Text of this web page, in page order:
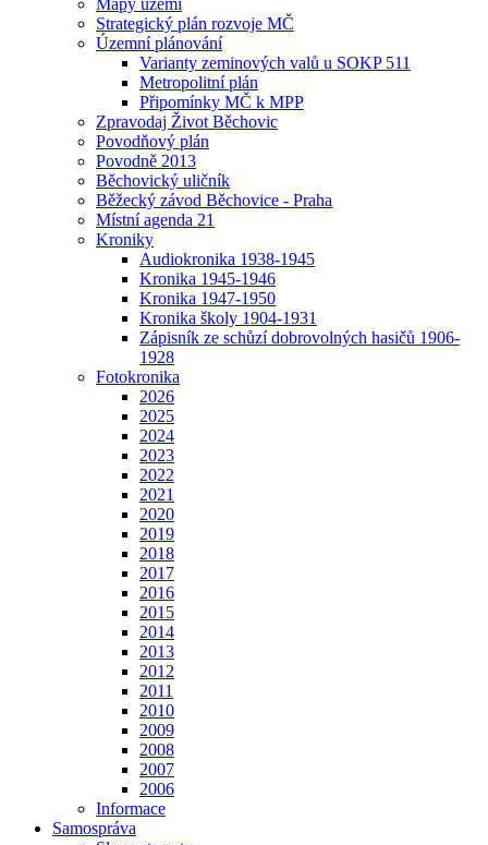
Mapy území
Strategický plán rozvoje MČ
Územní plánování
Varianty zeminových valů u SOKP 511
Metropolitní plán
Připomínky MČ k MPP
Zpravodaj Život Běchovic
Povodňový plán
Povodně 2013
Běchovický uličník
Běžecký závod Běchovice - Praha
Místní agenda 21
Kroniky
Audiokronika 1938-1945
Kronika 1945-1946
Kronika 1947-1950
Kronika školy 1904-1931
Zápisník ze schůzí dobrovolných hasičů 1906-
1928
Fotokronika
2026
2025
2024
2023
2022
2021
2020
2019
2018
2017
2016
2015
2014
2013
2012
2011
2010
2009
2008
2007
2006
Informace
Samospráva